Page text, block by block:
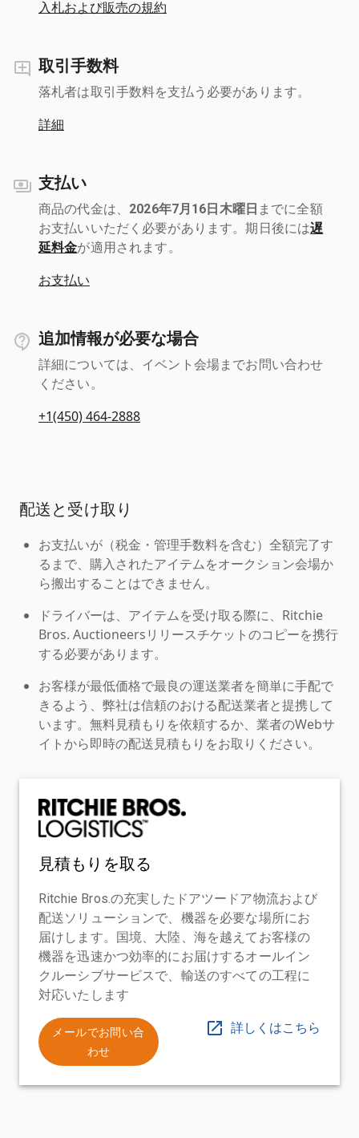
入札および販売の規約
取引手数料
落札者は取引手数料を支払う必要があります。
詳細
支払い
商品の代金は、 2026年7月16日木曜日 までに全額
お支払いいただく必要があります。期日後には遅
延料金が適用されます。
お支払い
追加情報が必要な場合
詳細については、イベント会場までお問い合わせ
ください。
+1(450) 464-2888
配送と受け取り
お支払いが（税金・管理手数料を含む）全額完了す
るまで、購入されたアイテムをオークション会場か
ら搬出することはできません。
ドライバーは、アイテムを受け取る際に、Ritchie
Bros. Auctioneersリリースチケットのコピーを携行
する必要があります。
お客様が最低価格で最良の運送業者を簡単に手配で
きるよう、弊社は信頼のおける配送業者と提携して
います。無料見積もりを依頼するか、業者のWebサ
イトから即時の配送見積もりをお取りください。
見積もりを取る
Ritchie Bros.の充実したドアツードア物流および
配送ソリューションで、機器を必要な場所にお
届けします。国境、大陸、海を越えてお客様の
機器を迅速かつ効率的にお届けするオールイン
クルーシブサービスで、輸送のすべての工程に
対応いたします
メールでお問い合
わせ
詳しくはこちら